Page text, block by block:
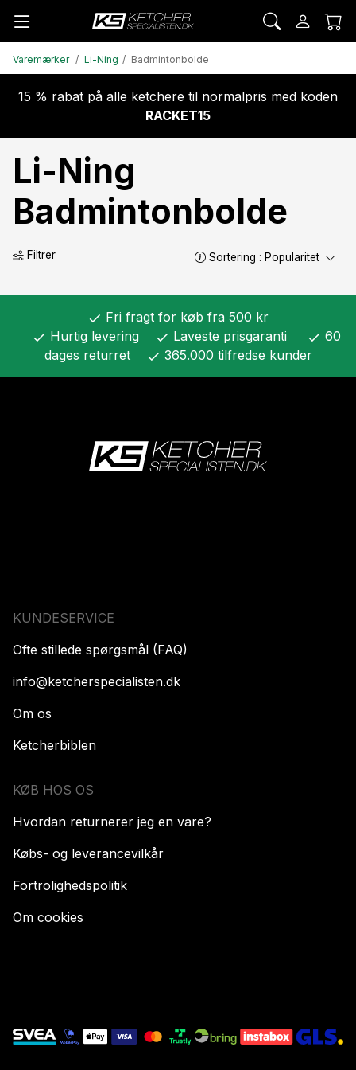
Varemærker Li-Ning Badmintonbolde
15 % rabat på alle ketchere til normalpris med koden
RACKET15
Li-Ning
Badmintonbolde
Filtrer Sortering : Popularitet
check Fri fragt for køb fra 500 kr
check Hurtig levering check Laveste prisgaranti check 60
dages returret
check 365.000 tilfredse kunder
KUNDESERVICE
Ofte stillede spørgsmål (FAQ)
info@ketcherspecialisten.dk
Om os
Ketcherbiblen
KØB HOS OS
Hvordan returnerer jeg en vare?
Købs- og leverancevilkår
Fortrolighedspolitik
Om cookies